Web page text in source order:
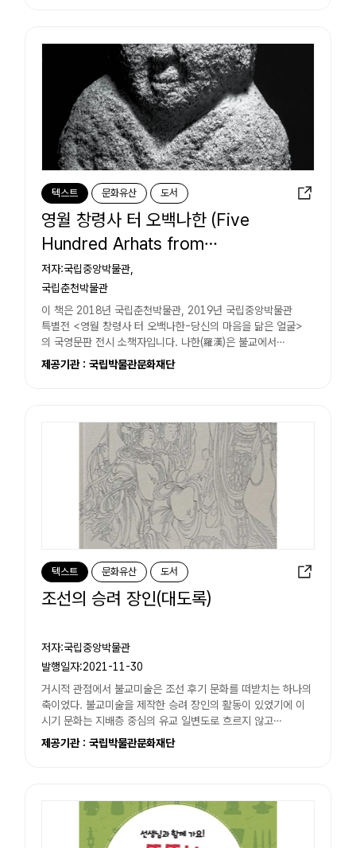
텍스트 문화유산 도서
영월 창령사 터 오백나한 (Five
Hundred Arhats from
Changnyeongsa Temple Site...
저자:국립중앙박물관,
국립춘천박물관
이 책은 2018년 국립춘천박물관, 2019년 국립중앙박물관
특별전 <영월 창령사 터 오백나한-당신의 마음을 닮은 얼굴>
의 국영문판 전시 소책자입니다. 나한(羅漢)은 불교에서
깨달음을 얻은 성자를 뜻하며,...
제공기관 : 국립박물관문화재단
텍스트 문화유산 도서
조선의 승려 장인(대도록)
저자:국립중앙박물관
발행일자:2021-11-30
거시적 관점에서 불교미술은 조선 후기 문화를 떠받치는 하나의
축이었다. 불교미술을 제작한 승려 장인의 활동이 있었기에 이
시기 문화는 지배층 중심의 유교 일변도로 흐르지 않고
기층민까지 아우르면서...
제공기관 : 국립박물관문화재단